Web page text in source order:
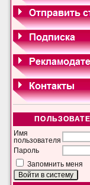
Имя
пользователя
Пароль
Запомнить меня